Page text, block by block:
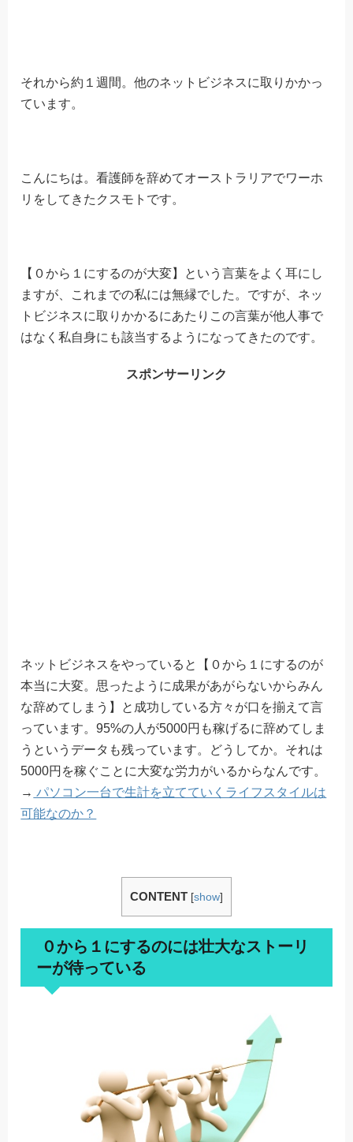
それから約１週間。他のネットビジネスに取りかかっ
ています。
こんにちは。看護師を辞めてオーストラリアでワーホ
リをしてきたクスモトです。
【０から１にするのが大変】という言葉をよく耳にし
ますが、これまでの私には無縁でした。ですが、ネッ
トビジネスに取りかかるにあたりこの言葉が他人事で
はなく私自身にも該当するようになってきたのです。
スポンサーリンク
ネットビジネスをやっていると【０から１にするのが
本当に大変。思ったように成果があがらないからみん
な辞めてしまう】と成功している方々が口を揃えて言
っています。95%の人が5000円も稼げるに辞めてしま
うというデータも残っています。どうしてか。それは
5000円を稼ぐことに大変な労力がいるからなんです。
→ パソコン一台で生計を立てていくライフスタイルは
可能なのか？
CONTENT [show]
０から１にするのには壮大なストーリ
ーが待っている